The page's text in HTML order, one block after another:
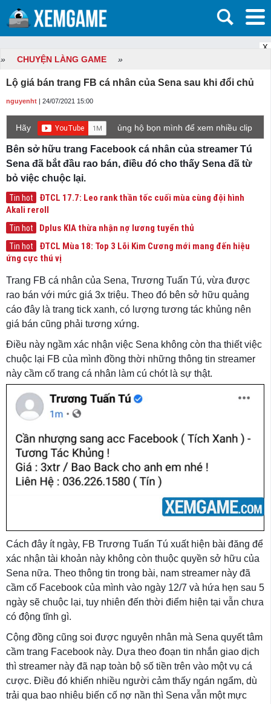
X
» CHUYỆN LÀNG GAME »
Lộ giá bán trang FB cá nhân của Sena sau khi đổi chủ
nguyenht | 24/07/2021 15:00
Hãy
ủng hộ bọn mình để xem nhiều clip
game mới hơn nhé!
Bên sở hữu trang Facebook cá nhân của streamer Tú
Sena đã bắt đầu rao bán, điều đó cho thấy Sena đã từ
bỏ việc chuộc lại.
Tin hot
ĐTCL 17.7: Leo rank thần tốc cuối mùa cùng đội hình
Akali reroll
Tin hot Dplus KIA thừa nhận nợ lương tuyển thủ
Tin hot
ĐTCL Mùa 18: Top 3 Lõi Kim Cương mới mang đến hiệu
ứng cực thú vị
Trang FB cá nhân của Sena, Trương Tuấn Tú, vừa được
rao bán với mức giá 3x triệu. Theo đó bên sở hữu quảng
cáo đây là trang tick xanh, có lượng tương tác khủng nên
giá bán cũng phải tương xứng.
Điều này ngầm xác nhận việc Sena không còn tha thiết việc
chuộc lại FB của mình đồng thời những thông tin streamer
này cầm cố trang cá nhân làm cú chót là sự thật.
Cách đây ít ngày, FB Trương Tuấn Tú xuất hiện bài đăng để
xác nhận tài khoản này không còn thuộc quyền sở hữu của
Sena nữa. Theo thông tin trong bài, nam streamer này đã
cầm cố Facebook của mình vào ngày 12/7 và hứa hẹn sau 5
ngày sẽ chuộc lại, tuy nhiên đến thời điểm hiện tại vẫn chưa
có động tĩnh gì.
Cộng đồng cũng soi được nguyên nhân mà Sena quyết tâm
cầm trang Facebook này. Dựa theo đoạn tin nhắn giao dịch
thì streamer này đã nạp toàn bộ số tiền trên vào một vụ cá
cược. Điều đó khiến nhiều người cảm thấy ngán ngẩm, dù
trải qua bao nhiêu biến cố nợ nần thì Sena vẫn một mực